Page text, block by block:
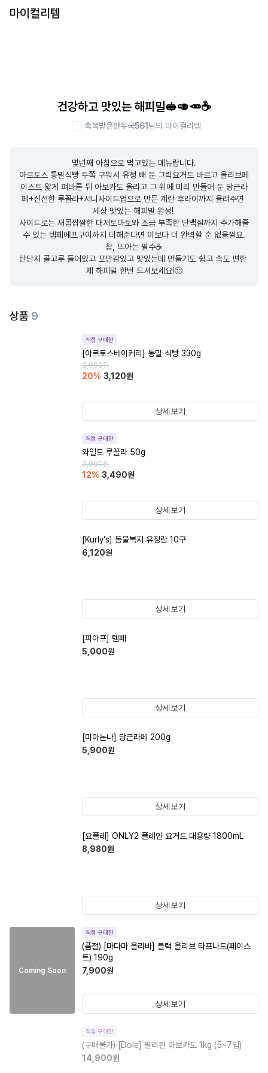
마이컬리템
건강하고 맛있는 해피밀🥪🥑🥕☕️
축복받은만두국561 님의 마이컬리템
몇년째 아침으로 먹고있는 메뉴랍니다.
아르토스 통밀식빵 두쪽 구워서 유청 빼 둔 그릭요거트 바르고 올리브페
이스트 얇게 펴바른 뒤 아보카도 올리고 그 위에 미리 만들어 둔 당근라
페+신선한 루꼴라+서니사이드업으로 만든 계란 후라이까지 올려주면
세상 맛있는 해피밀 완성!
사이드로는 새콤짭짤한 대저토마토와 조금 부족한 단백질까지 추가해줄
수 있는 템페에프구이까지 더해준다면 이보다 더 완벽할 순 없을껄요.
참, 뜨아는 필수☕️
탄단지 골고루 들어있고 포만감있고 맛있는데 만들기도 쉽고 속도 편한
제 해피밀 한번 드셔보세요!🙂
상품 9
직접 구매한
[아르토스베이커리] 통밀 식빵 330g
3,900원
20% 3,120원
상세보기
직접 구매한
와일드 루꼴라 50g
3,990원
12% 3,490원
상세보기
[Kurly's] 동물복지 유정란 10구
6,120원
상세보기
[파아프] 템페
5,000원
상세보기
[미아논나] 당근라페 200g
5,900원
상세보기
[요플레] ONLY2 플레인 요거트 대용량 1800mL
8,980원
상세보기
Coming Soon
직접 구매한
(품절) [마다마 올리바] 블랙 올리브 타프나드(페이스
트) 190g
7,900원
상세보기
직접 구매한
(구매불가) [Dole] 필리핀 아보카도 1kg (5~7입)
14,900원